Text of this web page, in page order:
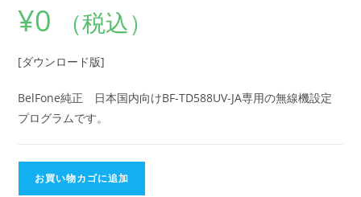
¥0 （税込）
[ダウンロード版]
BelFone純正 日本国内向けBF-TD588UV-JA専用の無線機設定
プログラムです。
BFP-
お買い物カゴに追加